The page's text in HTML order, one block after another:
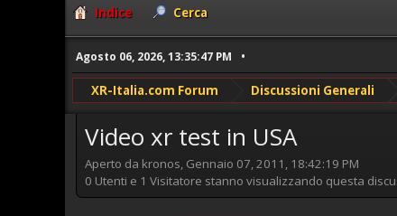
Indice Cerca
Agosto 06, 2026, 13:35:47 PM
XR-Italia.com Forum Discussioni Generali
Video xr test in USA
Aperto da kronos, Gennaio 07, 2011, 18:42:19 PM
0 Utenti e 1 Visitatore stanno visualizzando questa